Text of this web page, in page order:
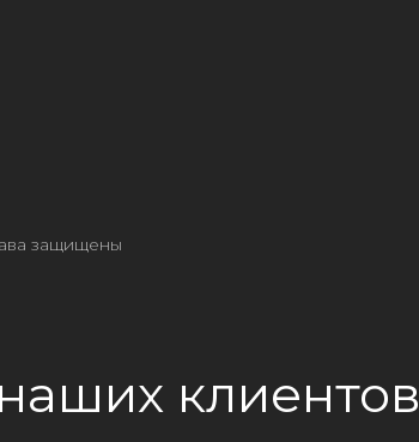
защищены
клиентов